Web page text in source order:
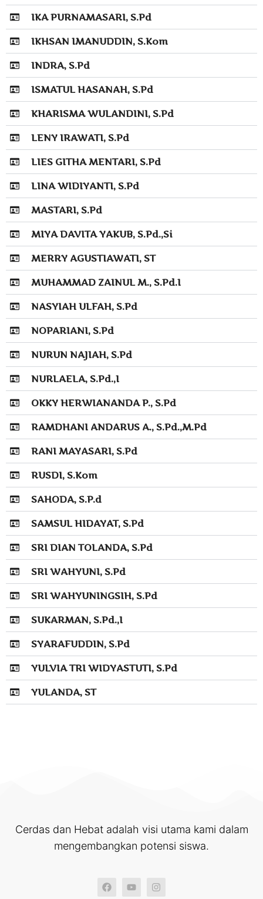
IKA PURNAMASARI, S.Pd
IKHSAN IMANUDDIN, S.Kom
INDRA, S.Pd
ISMATUL HASANAH, S.Pd
KHARISMA WULANDINI, S.Pd
LENY IRAWATI, S.Pd
LIES GITHA MENTARI, S.Pd
LINA WIDIYANTI, S.Pd
MASTARI, S.Pd
MIYA DAVITA YAKUB, S.Pd.,Si
MERRY AGUSTIAWATI, ST
MUHAMMAD ZAINUL M., S.Pd.I
NASYIAH ULFAH, S.Pd
NOPARIANI, S.Pd
NURUN NAJIAH, S.Pd
NURLAELA, S.Pd.,I
OKKY HERWIANANDA P., S.Pd
RAMDHANI ANDARUS A., S.Pd.,M.Pd
RANI MAYASARI, S.Pd
RUSDI, S.Kom
SAHODA, S.P.d
SAMSUL HIDAYAT, S.Pd
SRI DIAN TOLANDA, S.Pd
SRI WAHYUNI, S.Pd
SRI WAHYUNINGSIH, S.Pd
SUKARMAN, S.Pd.,I
SYARAFUDDIN, S.Pd
YULVIA TRI WIDYASTUTI, S.Pd
YULANDA, ST
Cerdas dan Hebat adalah visi utama kami dalam
mengembangkan potensi siswa.